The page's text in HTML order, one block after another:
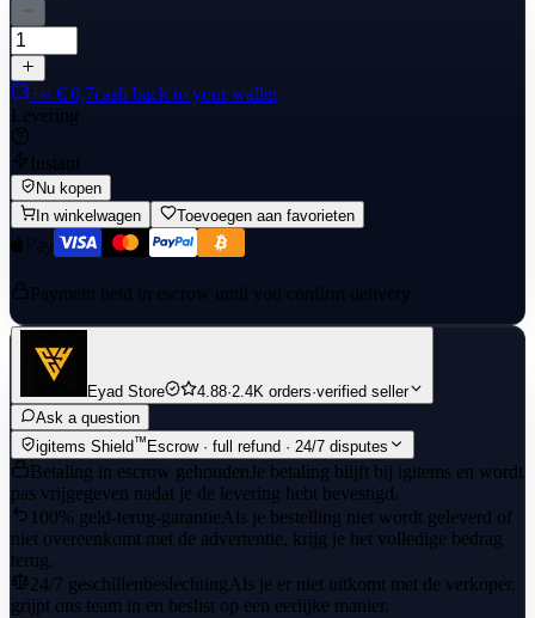
+≈ € 0,7cash back to your wallet
Levering
Instant
Nu kopen
In winkelwagen
Toevoegen aan favorieten
Payment held in escrow until you confirm delivery
Eyad Store 4.88·2.4K orders·verified seller
Ask a question
igitems Shield™ Escrow · full refund · 24/7 disputes
Betaling in escrow gehouden Je betaling blijft bij igitems en wordt
pas vrijgegeven nadat je de levering hebt bevestigd.
100% geld-terug-garantieAls je bestelling niet wordt geleverd of
niet overeenkomt met de advertentie, krijg je het volledige bedrag
terug.
24/7 geschillenbeslechtingAls je er niet uitkomt met de verkoper,
grijpt ons team in en beslist op een eerlijke manier.